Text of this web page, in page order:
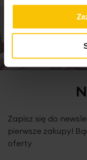
Zapisz się do
pierwsze zakupy!
oferty